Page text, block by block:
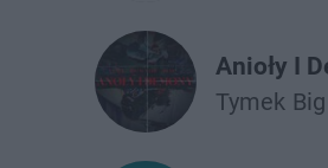
Anioły I
Tymek